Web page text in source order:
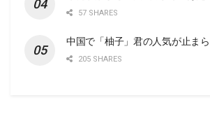
57 SHARES
中国で「柚子」君の人気が止ま
205 SHARES